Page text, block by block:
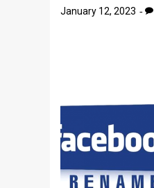
January 12, 2023